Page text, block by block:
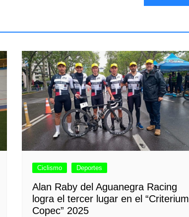
Ciclismo Deportes
Alan Raby del Aguanegra Racing
logra el tercer lugar en el “Criterium
Copec” 2025